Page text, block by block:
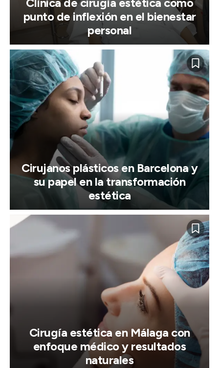
punto de inflexión en el bienestar
personal
Cirujanos plásticos en Barcelona y
su papel en la transformación
estética
Cirugía estética en Málaga con
enfoque médico y resultados
naturales